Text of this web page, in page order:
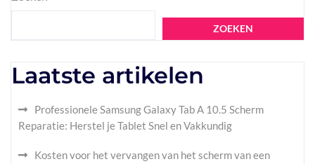
ZOEKEN
Laatste artikelen
Professionele Samsung Galaxy Tab A 10.5 Scherm
Reparatie: Herstel je Tablet Snel en Vakkundig
Kosten voor het vervangen van het scherm van een